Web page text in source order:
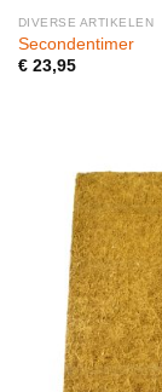
DIVERSE ARTIKELEN
Secondentimer
€23,95